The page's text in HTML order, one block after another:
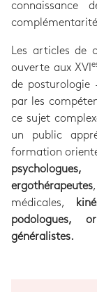
connaissance
Les articles de
ouverte aux XVI
de posturologie
par les
ce sujet
un public
formation
psychologues,
ergothérapeutes
médicales,
podologues,
généralistes.